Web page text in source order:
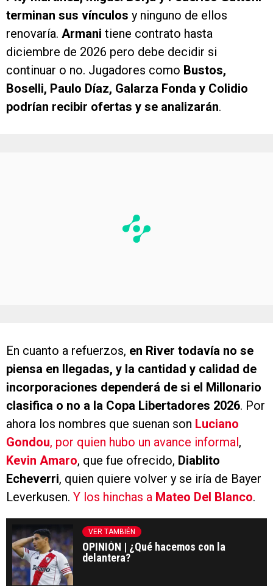
terminan sus vínculos y ninguno de ellos
renovaría. Armani tiene contrato hasta
diciembre de 2026 pero debe decidir si
continuar o no. Jugadores como Bustos,
Boselli, Paulo Díaz, Galarza Fonda y Colidio
podrían recibir ofertas y se analizarán.
En cuanto a refuerzos, en River todavía no se
piensa en llegadas, y la cantidad y calidad de
incorporaciones dependerá de si el Millonario
clasifica o no a la Copa Libertadores 2026. Por
ahora los nombres que suenan son Luciano
Gondou, por quien hubo un avance informal,
Kevin Amaro, que fue ofrecido, Diablito
Echeverri, quien quiere volver y se iría de Bayer
Leverkusen. Y los hinchas a Mateo Del Blanco.
VER TAMBIÉN
OPINIÓN | ¿Qué hacemos con la
delantera?